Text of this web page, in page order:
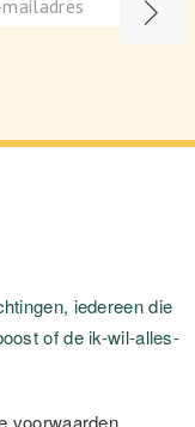
iedereen die
of de ik-wil-alles-
voorwaarden